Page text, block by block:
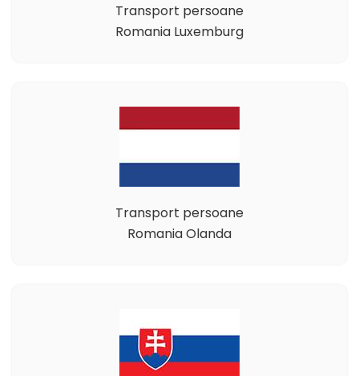
Transport persoane
Romania Luxemburg
Transport persoane
Romania Olanda